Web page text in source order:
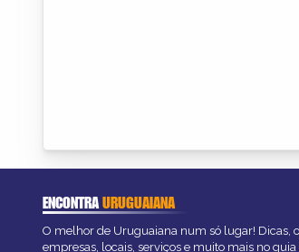
ENCONTRAURUGUAIANA
O melhor de Uruguaiana num só lugar! Dicas,
empresas, locais, serviços e muito mais no